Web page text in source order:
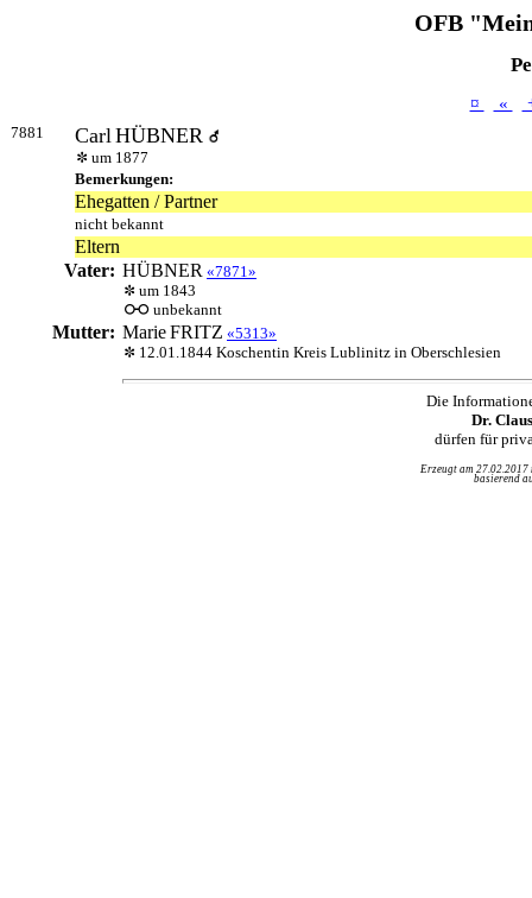
OFB
¤ «
7881 CarlHÜBNER
um 1877
Bemerkungen:
Ehegatten / Partner
nicht bekannt
Eltern
Vater: HÜBNER «7871»
um 1843
unbekannt
Mutter: MarieFRITZ «5313»
12.01.1844 Koschentin Kreis Lublinitz in Oberschlesien
Die
Dr.
dürfen für
Erzeugt am
basierend